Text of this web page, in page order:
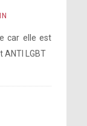
car elle est
LGBT